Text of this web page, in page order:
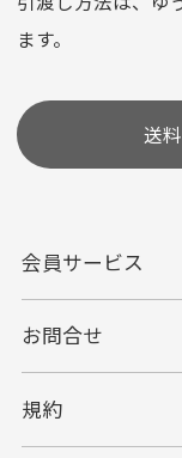
代金引換
代引手数料
ます。
送
会員サービス
お問合せ
規約